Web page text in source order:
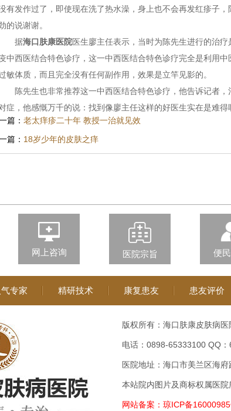
有发作过了，即使现在洗了热水澡，身上也不会再发红疹子
的说谢谢。
据海口肤康医院医生廖主任表示，当时为陈先生进行的治
中西医结合特色诊疗，这一中西医结合特色诊疗完全是利用
敏体质，而且完全没有任何副作用，效果是立竿见影的。
陈先生也非常推荐这一中西医结合特色诊疗，他告诉记者，
症，他感慨万千的说：找到像廖主任这样的好医生实在是难得
篇： 老太痒疹二十年 教授一治就见效
篇： 18岁少年的皮肤之痒
网上咨询 医院宗旨 便
气专家 精研技术 康复患友 患友评价
版权所有：海口肤康皮肤病医
电话： 0898-65333100 QQ：
医院地址：海口市美兰区海府
本站院内图片及商标权属医
网站备案：琼ICP备